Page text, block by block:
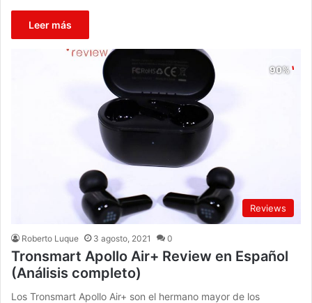
Leer más
Reviews
Roberto Luque 3 agosto, 2021 0
Tronsmart Apollo Air+ Review en Español
(Análisis completo)
Los Tronsmart Apollo Air+ son el hermano mayor de los